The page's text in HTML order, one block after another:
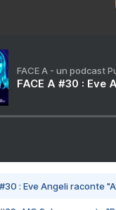
FACE A - un podcast
FACE A #30 : Eve
#30 : Eve Angeli raconte